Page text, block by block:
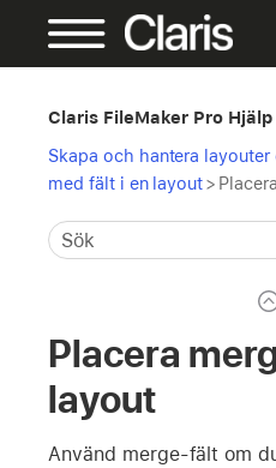
Claris FileMaker Pro Hjälp
Skapa och hantera
med fält i en layout>
Placera
layout
Använd merge-fält om